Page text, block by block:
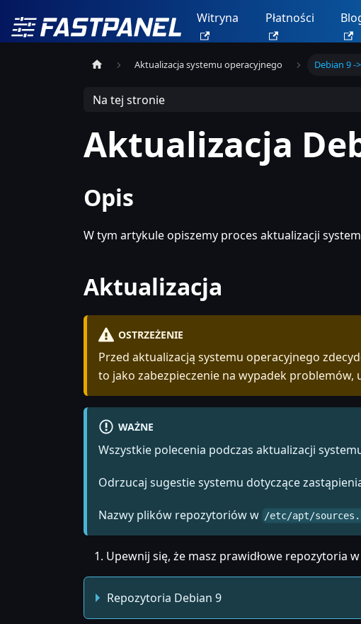
Witryna Płatności
Aktualizacja systemu operacyjnego Debian 9 -
Na tej stronie
Aktualizacja
Opis
W tym artykule opiszemy proces aktualizacji
Aktualizacja
OSTRZEŻENIE
Przed aktualizacją systemu operacyjnego
to jako zabezpieczenie na wypadek
WAŻNE
Wszystkie polecenia podczas aktualizacji
Odrzucaj sugestie systemu dotyczące
Nazwy plików repozytoriów w /etc/apt/
Upewnij się, że masz prawidłowe repozytoria w
Repozytoria Debian 9